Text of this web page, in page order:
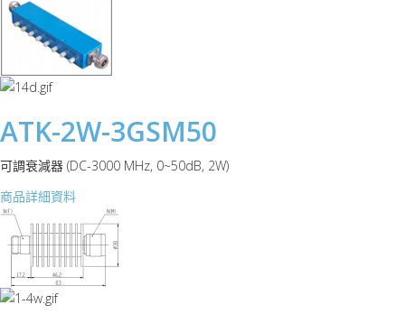
ATK-2W-3GSM50
可調衰減器 (DC-3000 MHz, 0~50dB, 2W)
商品詳細資料